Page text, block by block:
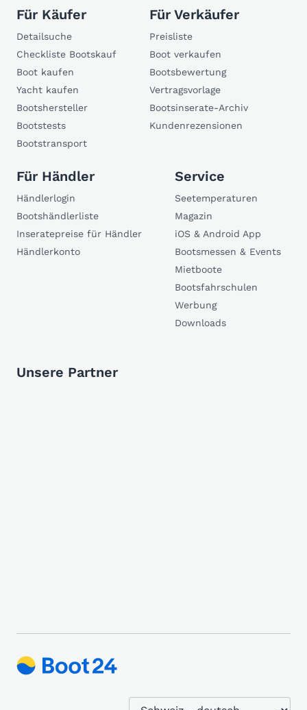
Für Käufer
Detailsuche
Checkliste Bootskauf
Boot kaufen
Yacht kaufen
Bootshersteller
Bootstests
Bootstransport
Für Verkäufer
Preisliste
Boot verkaufen
Bootsbewertung
Vertragsvorlage
Bootsinserate-Archiv
Kundenrezensionen
Für Händler
Händlerlogin
Bootshändlerliste
Inseratepreise für Händler
Händlerkonto
Service
Seetemperaturen
Magazin
iOS & Android App
Bootsmessen & Events
Mietboote
Bootsfahrschulen
Werbung
Downloads
Unsere Partner